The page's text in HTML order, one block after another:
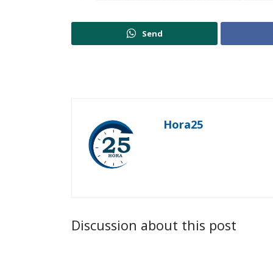
Send
Hora25
Discussion about this post